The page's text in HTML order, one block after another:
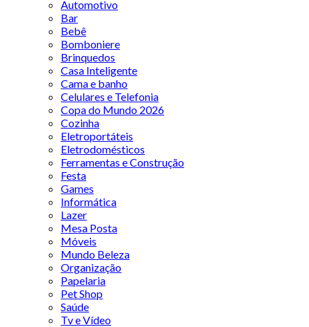
Automotivo
Bar
Bebê
Bomboniere
Brinquedos
Casa Inteligente
Cama e banho
Celulares e Telefonia
Copa do Mundo 2026
Cozinha
Eletroportáteis
Eletrodomésticos
Ferramentas e Construção
Festa
Games
Informática
Lazer
Mesa Posta
Móveis
Mundo Beleza
Organização
Papelaria
Pet Shop
Saúde
Tv e Vídeo